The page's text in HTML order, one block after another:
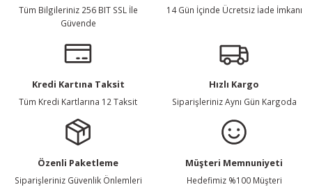
Tüm Bilgileriniz 256 BIT SSL İle
Güvende
14 Gün İçinde Ücretsiz İade İmkanı
Kredi Kartına Taksit
Tüm Kredi Kartlarına 12 Taksit
Hızlı Kargo
Siparişleriniz Aynı Gün Kargoda
Özenli Paketleme
Siparişleriniz Güvenlik Önlemleri
Müşteri Memnuniyeti
Hedefimiz %100 Müşteri